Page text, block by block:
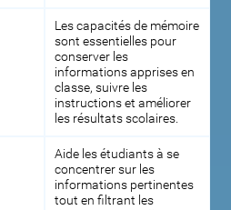
Les capacités de mémoire
sont essentielles pour
conserver les
informations apprises en
classe, suivre les
instructions et améliorer
les résultats scolaires.
Aide les étudiants à se
concentrer sur les
informations pertinentes
tout en filtrant les